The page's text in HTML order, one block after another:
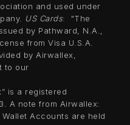
and used under
US Cards: "The
by Pathward, N.A.,
from Visa U.S.A.
by Airwallex,
to our
is a registered
A note from Airwallex:
Accounts are held